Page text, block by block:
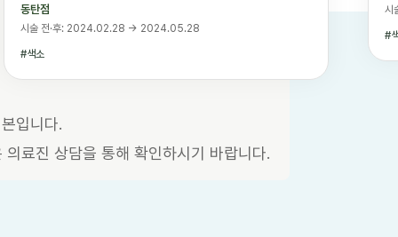
동탄점
시술 전·후: 2024.02.28 → 2024.05.28
색소
시
입니다.
료진 상담을 통해 확인하시기 바랍니다.